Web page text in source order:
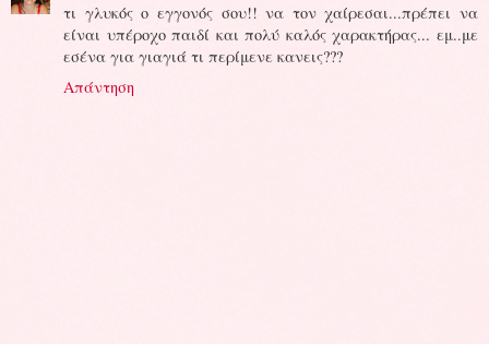
τι γλυκός ο εγγονός σου!! να τον χαίρεσαι...πρέπει να
είναι υπέροχο παιδί και πολύ καλός χαρακτήρας... εμ..με
εσένα για γιαγιά τι περίμενε κανεις???
Απάντηση